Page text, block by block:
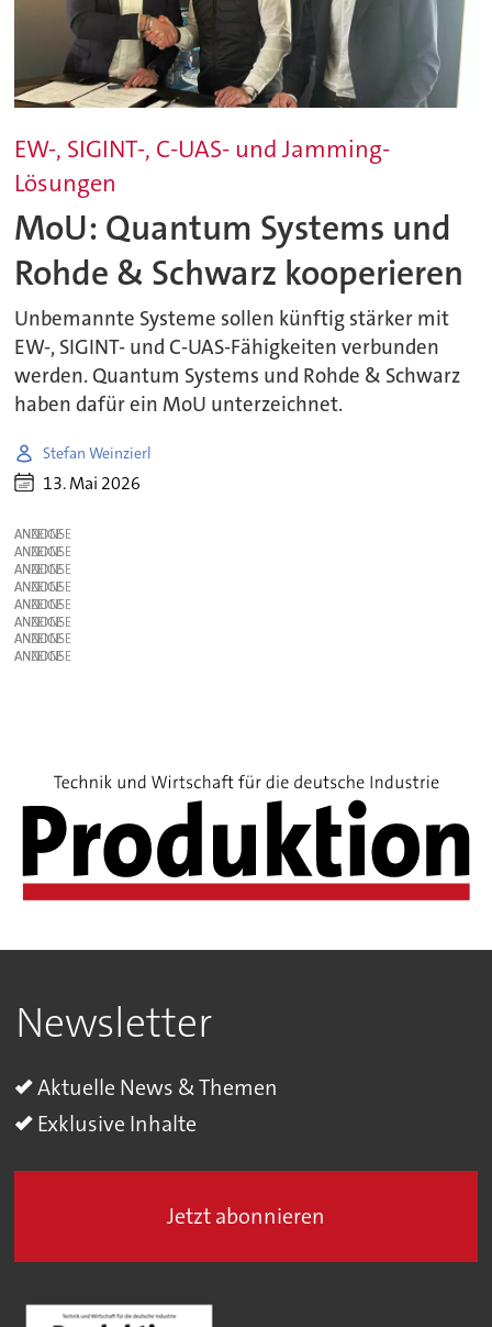
EW-, SIGINT-, C-UAS- und Jamming-
Lösungen
MoU: Quantum Systems und
Rohde & Schwarz kooperieren
Unbemannte Systeme sollen künftig stärker mit
EW-, SIGINT- und C-UAS-Fähigkeiten verbunden
werden. Quantum Systems und Rohde & Schwarz
haben dafür ein MoU unterzeichnet.
Stefan Weinzierl
13. Mai 2026
ANZEIGE
ANZEIGE
ANZEIGE
ANZEIGE
ANZEIGE
ANZEIGE
ANZEIGE
ANZEIGE
Newsletter
Aktuelle News & Themen
Exklusive Inhalte
Jetzt abonnieren